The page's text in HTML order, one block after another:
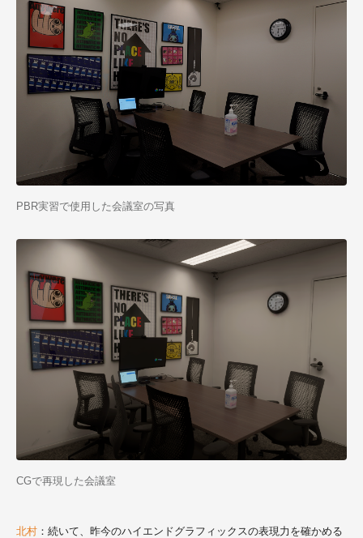
PBR実習で使用した会議室の写真
CGで再現した会議室
北村 ：続いて、昨今のハイエンドグラフィックスの表現力を確かめる